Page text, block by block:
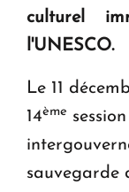
en Arménie
Le premier
culturel
l'UNESCO.
Le 11
14ème
sauvegarde